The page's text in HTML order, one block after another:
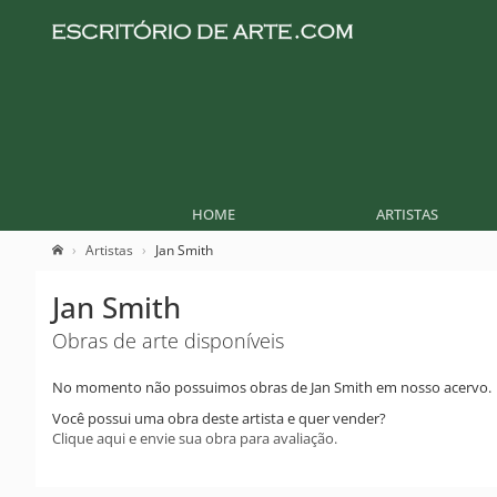
HOME ARTISTAS
Artistas Jan Smith
Jan Smith
Obras de arte disponíveis
No momento não possuimos obras de Jan Smith em nosso acervo.
Você possui uma obra deste artista e quer vender?
Clique aqui e envie sua obra para avaliação.